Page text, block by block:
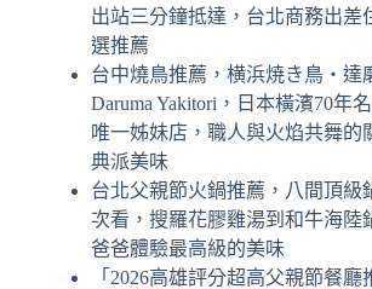
出站三分鐘抵達，台北商務出差
選推薦
台中燒鳥推薦，横浜焼き鳥‧達
Daruma Yakitori，日本橫濱70年
唯一姊妹店，職人與火焰共舞的
典派美味
台北父親節火鍋推薦，八間頂級
次看，搜羅花膠雞湯到和牛海陸
爸爸體驗最高級的美味
「2026高雄評分超高父親節餐廳